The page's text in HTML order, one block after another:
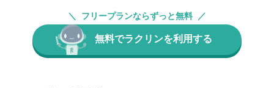
フリープランならずっと無料
無料でラクリンを利用する